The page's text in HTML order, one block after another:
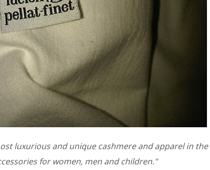
luxurious and unique cashmere and apparel in the
for women, men and children."